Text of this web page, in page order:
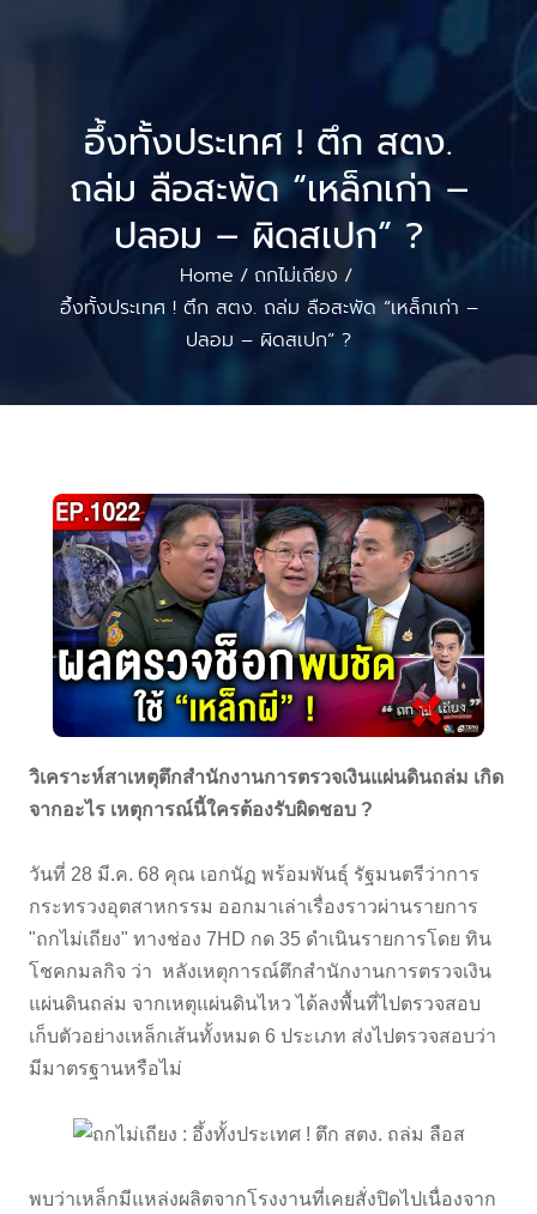
อึ้งทั้งประเทศ ! ตึก สตง.
ถล่ม ลือสะพัด “เหล็กเก่า –
ปลอม – ผิดสเปก” ?
Home / ถกไม่เถียง /
อึ้งทั้งประเทศ ! ตึก สตง. ถล่ม ลือสะพัด “เหล็กเก่า –
ปลอม – ผิดสเปก” ?
วิเคราะห์สาเหตุตึกสำนักงานการตรวจเงินแผ่นดินถล่ม เกิด
จากอะไร เหตุการณ์นี้ใครต้องรับผิดชอบ ?
วันที่ 28 มี.ค. 68 คุณ เอกนัฏ พร้อมพันธุ์ รัฐมนตรีว่าการ
กระทรวงอุตสาหกรรม ออกมาเล่าเรื่องราวผ่านรายการ
"ถกไม่เถียง" ทางช่อง 7HD กด 35 ดำเนินรายการโดย ทิน
โชคกมลกิจ ว่า หลังเหตุการณ์ตึกสำนักงานการตรวจเงิน
แผ่นดินถล่ม จากเหตุแผ่นดินไหว ได้ลงพื้นที่ไปตรวจสอบ
เก็บตัวอย่างเหล็กเส้นทั้งหมด 6 ประเภท ส่งไปตรวจสอบว่า
มีมาตรฐานหรือไม่
พบว่าเหล็กมีแหล่งผลิตจากโรงงานที่เคยสั่งปิดไปเนื่องจาก